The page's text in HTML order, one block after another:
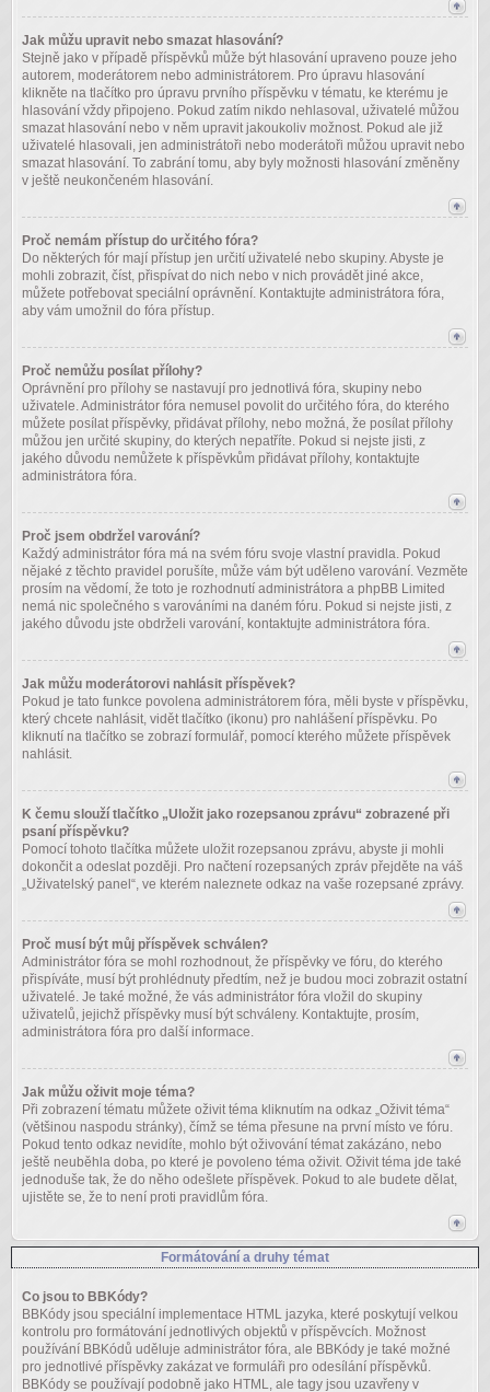
Jak můžu upravit nebo smazat hlasování?
Stejně jako v případě příspěvků může být hlasování upraveno pouze jeho
autorem, moderátorem nebo administrátorem. Pro úpravu hlasování
klikněte na tlačítko pro úpravu prvního příspěvku v tématu, ke kterému je
hlasování vždy připojeno. Pokud zatím nikdo nehlasoval, uživatelé můžou
smazat hlasování nebo v něm upravit jakoukoliv možnost. Pokud ale již
uživatelé hlasovali, jen administrátoři nebo moderátoři můžou upravit nebo
smazat hlasování. To zabrání tomu, aby byly možnosti hlasování změněny
v ještě neukončeném hlasování.
Proč nemám přístup do určitého fóra?
Do některých fór mají přístup jen určití uživatelé nebo skupiny. Abyste je
mohli zobrazit, číst, přispívat do nich nebo v nich provádět jiné akce,
můžete potřebovat speciální oprávnění. Kontaktujte administrátora fóra,
aby vám umožnil do fóra přístup.
Proč nemůžu posílat přílohy?
Oprávnění pro přílohy se nastavují pro jednotlivá fóra, skupiny nebo
uživatele. Administrátor fóra nemusel povolit do určitého fóra, do kterého
můžete posílat příspěvky, přidávat přílohy, nebo možná, že posílat přílohy
můžou jen určité skupiny, do kterých nepatříte. Pokud si nejste jisti, z
jakého důvodu nemůžete k příspěvkům přidávat přílohy, kontaktujte
administrátora fóra.
Proč jsem obdržel varování?
Každý administrátor fóra má na svém fóru svoje vlastní pravidla. Pokud
nějaké z těchto pravidel porušíte, může vám být uděleno varování. Vezměte
prosím na vědomí, že toto je rozhodnutí administrátora a phpBB Limited
nemá nic společného s varováními na daném fóru. Pokud si nejste jisti, z
jakého důvodu jste obdrželi varování, kontaktujte administrátora fóra.
Jak můžu moderátorovi nahlásit příspěvek?
Pokud je tato funkce povolena administrátorem fóra, měli byste v příspěvku,
který chcete nahlásit, vidět tlačítko (ikonu) pro nahlášení příspěvku. Po
kliknutí na tlačítko se zobrazí formulář, pomocí kterého můžete příspěvek
nahlásit.
K čemu slouží tlačítko „Uložit jako rozepsanou zprávu“ zobrazené při
psaní příspěvku?
Pomocí tohoto tlačítka můžete uložit rozepsanou zprávu, abyste ji mohli
dokončit a odeslat později. Pro načtení rozepsaných zpráv přejděte na váš
„Uživatelský panel“, ve kterém naleznete odkaz na vaše rozepsané zprávy.
Proč musí být můj příspěvek schválen?
Administrátor fóra se mohl rozhodnout, že příspěvky ve fóru, do kterého
přispíváte, musí být prohlédnuty předtím, než je budou moci zobrazit ostatní
uživatelé. Je také možné, že vás administrátor fóra vložil do skupiny
uživatelů, jejichž příspěvky musí být schváleny. Kontaktujte, prosím,
administrátora fóra pro další informace.
Jak můžu oživit moje téma?
Při zobrazení tématu můžete oživit téma kliknutím na odkaz „Oživit téma“
(většinou naspodu stránky), čímž se téma přesune na první místo ve fóru.
Pokud tento odkaz nevidíte, mohlo být oživování témat zakázáno, nebo
ještě neuběhla doba, po které je povoleno téma oživit. Oživit téma jde také
jednoduše tak, že do něho odešlete příspěvek. Pokud to ale budete dělat,
ujistěte se, že to není proti pravidlům fóra.
Formátování a druhy témat
Co jsou to BBKódy?
BBKódy jsou speciální implementace HTML jazyka, které poskytují velkou
kontrolu pro formátování jednotlivých objektů v příspěvcích. Možnost
používání BBKódů uděluje administrátor fóra, ale BBKódy je také možné
pro jednotlivé příspěvky zakázat ve formuláři pro odesílání příspěvků.
BBKódy se používají podobně jako HTML, ale tagy jsou uzavřeny v